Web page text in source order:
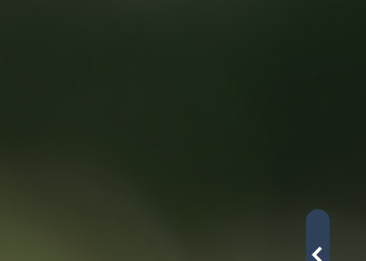
- Architecte d’intérieur